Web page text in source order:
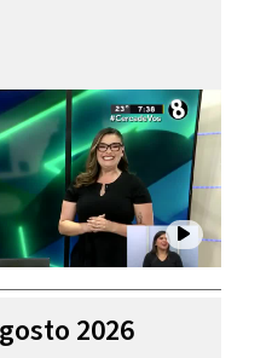
2026